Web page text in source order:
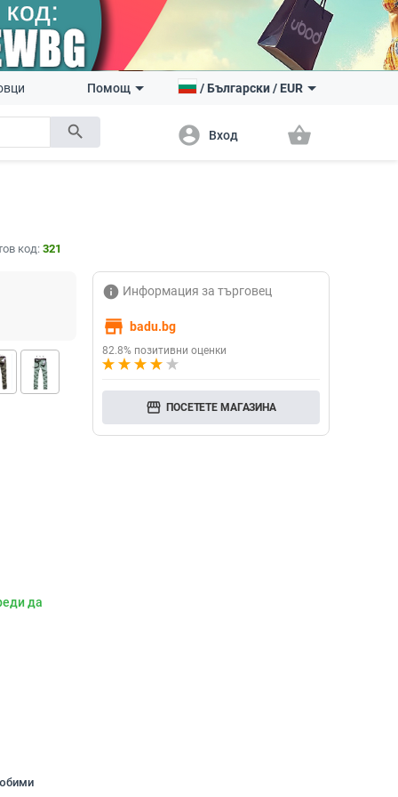
search
Помощ /Български/ EUR
account_circle Вход shopping_basket
код: 321
да
info Информация за търговец
store badu.bg
82.8% позитивни оценки
storefront ПОСЕТЕТЕ МАГАЗИНА